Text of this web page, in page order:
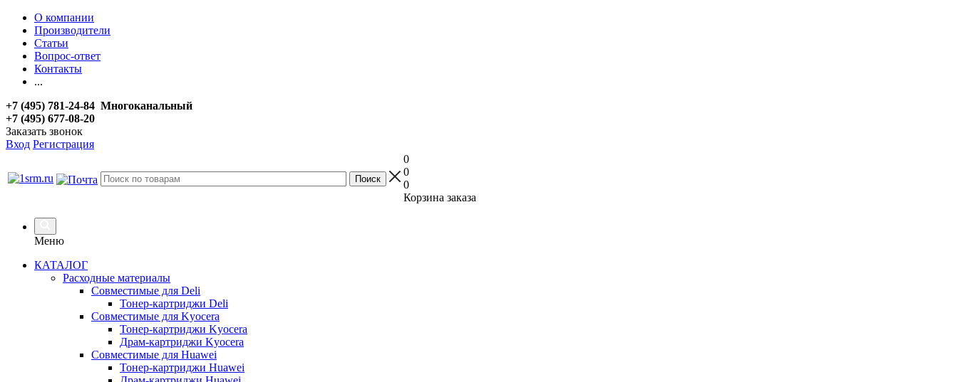
О компании
Производители
Статьи
Вопрос-ответ
Контакты
...
+7 (495) 781-24-84 Многоканальный
+7 (495) 677-08-20
Заказать звонок
Вход Регистрация
0
0
0
Корзина заказа
Меню
КАТАЛОГ
Расходные материалы
Совместимые для Deli
Тонер-картриджи Deli
Совместимые для Kyocera
Тонер-картриджи Kyocera
Драм-картриджи Kyocera
Совместимые для Huawei
Тонер-картриджи Huawei